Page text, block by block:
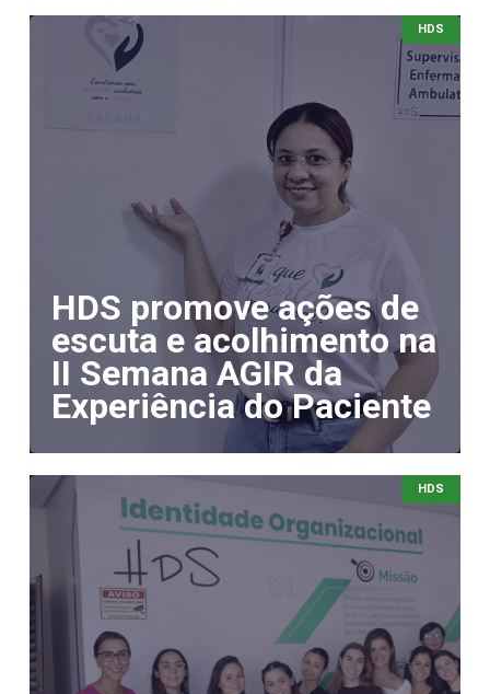
HDS
HDS promove ações de
escuta e acolhimento na
II Semana AGIR da
Experiência do Paciente
HDS